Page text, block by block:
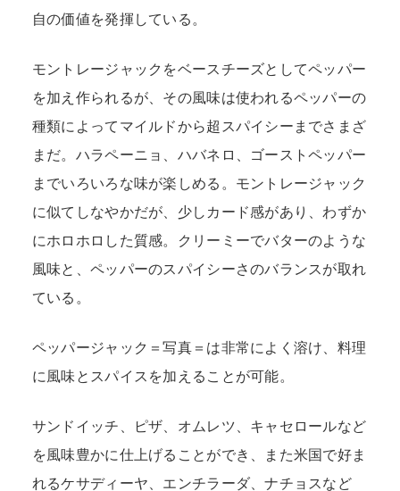
自の価値を発揮している。
モントレージャックをベースチーズとしてペッパー
を加え作られるが、その風味は使われるペッパーの
種類によってマイルドから超スパイシーまでさまざ
まだ。ハラペーニョ、ハバネロ、ゴーストペッパー
までいろいろな味が楽しめる。モントレージャック
に似てしなやかだが、少しカード感があり、わずか
にホロホロした質感。クリーミーでバターのような
風味と、ペッパーのスパイシーさのバランスが取れ
ている。
ペッパージャック＝写真＝は非常によく溶け、料理
に風味とスパイスを加えることが可能。
サンドイッチ、ピザ、オムレツ、キャセロールなど
を風味豊かに仕上げることができ、また米国で好ま
れるケサディーヤ、エンチラーダ、ナチョスなど